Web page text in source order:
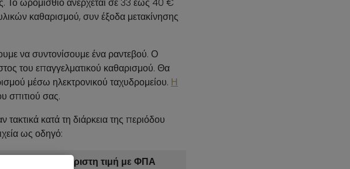
καθαρισμού, συν έξοδα μετακίνησης
να συντονίσουμε ένα ραντεβού. Ο
του επαγγελματικού καθαρισμού. Θα
μέσω ηλεκτρονικού ταχυδρομείου. Η
σπιτιού σας.
κατά τη διάρκεια της περιόδου
ως οδηγό:
Ακαθάριστη τιμή με ΦΠΑ